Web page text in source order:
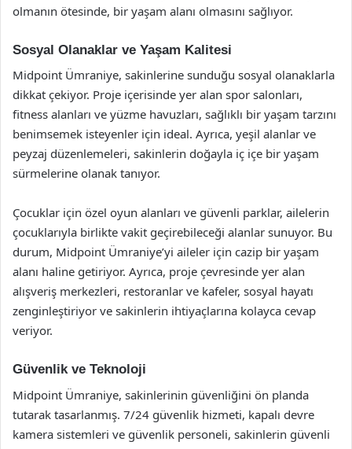
olmanın ötesinde, bir yaşam alanı olmasını sağlıyor.
Sosyal Olanaklar ve Yaşam Kalitesi
Midpoint Ümraniye, sakinlerine sunduğu sosyal olanaklarla
dikkat çekiyor. Proje içerisinde yer alan spor salonları,
fitness alanları ve yüzme havuzları, sağlıklı bir yaşam tarzını
benimsemek isteyenler için ideal. Ayrıca, yeşil alanlar ve
peyzaj düzenlemeleri, sakinlerin doğayla iç içe bir yaşam
sürmelerine olanak tanıyor.
Çocuklar için özel oyun alanları ve güvenli parklar, ailelerin
çocuklarıyla birlikte vakit geçirebileceği alanlar sunuyor. Bu
durum, Midpoint Ümraniye’yi aileler için cazip bir yaşam
alanı haline getiriyor. Ayrıca, proje çevresinde yer alan
alışveriş merkezleri, restoranlar ve kafeler, sosyal hayatı
zenginleştiriyor ve sakinlerin ihtiyaçlarına kolayca cevap
veriyor.
Güvenlik ve Teknoloji
Midpoint Ümraniye, sakinlerinin güvenliğini ön planda
tutarak tasarlanmış. 7/24 güvenlik hizmeti, kapalı devre
kamera sistemleri ve güvenlik personeli, sakinlerin güvenli